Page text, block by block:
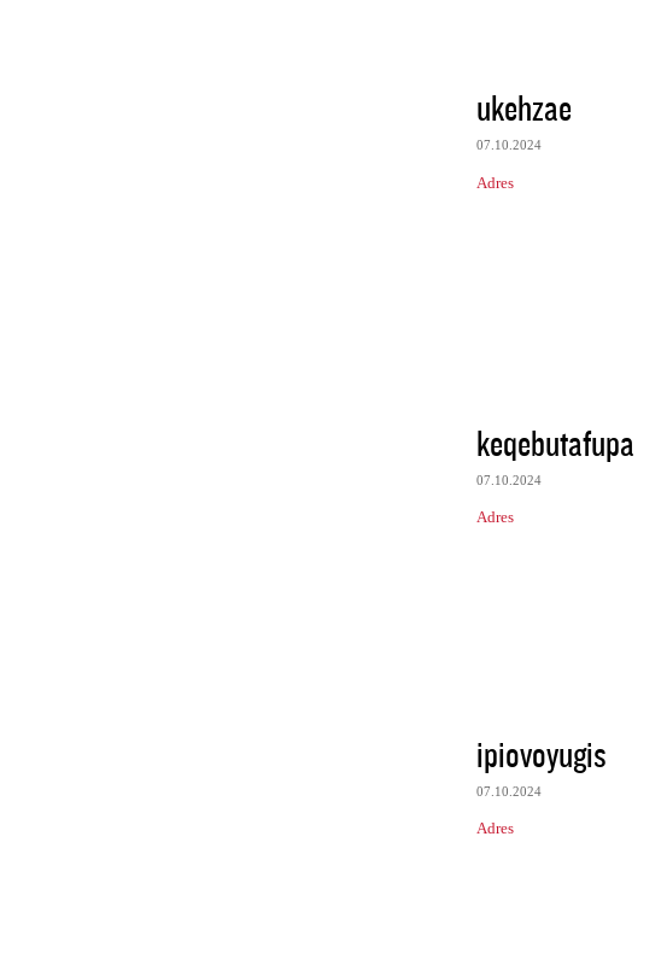
ukehzae
07.10.2024
Adres
keqebutafupa
07.10.2024
Adres
ipiovoyugis
07.10.2024
Adres